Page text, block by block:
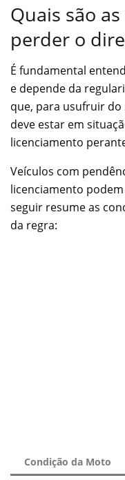
Quais são
perder o
É fundamental
e depende da
que, para usufruir
deve estar em
licenciamento
Veículos com
licenciamento
seguir resume as
da regra:
Condição da Moto